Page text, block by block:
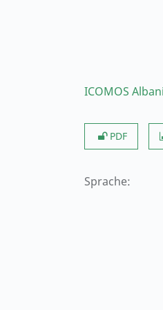
ICOMOS
PDF
Sprache: